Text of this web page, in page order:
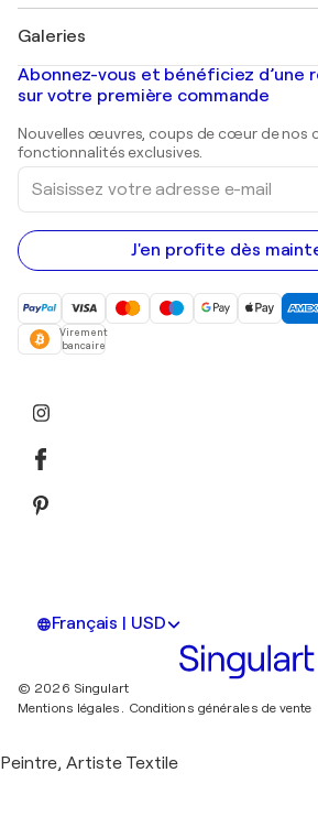
Banksy
Mr. Brainwash
Shepard Fairey
Tableaux abstraits à vendre
Peintures de paysage
Estampes
Peintures acryliques
Galeries
Galeries d'art en France
Galeries d'art en Belgique
Abonnez-vous et bénéficiez d’une
sur votre première commande
Nouvelles œuvres, coups de cœur de nos
fonctionnalités exclusives.
Saisissez
votre
adresse
e-
mail
J'en profite dès
Virement
bancaire
Français | USD
© 2026 Singulart
Mentions légales. Conditions générales de vente
Peintre, Artiste Textile